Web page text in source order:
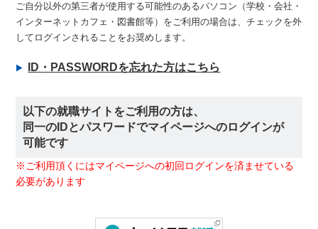
ご自分以外の第三者が使用する可能性のあるパソコン（学校・会社・
インターネットカフェ・図書館等）をご利用の場合は、チェックを外
してログインされることをお奨めします。
ID・PASSWORDを忘れた方はこちら
以下の就職サイトをご利用の方は、
同一のIDとパスワードでマイページへのログインが
可能です
※ご利用頂くにはマイページへの初回ログインを済ませている
必要があります